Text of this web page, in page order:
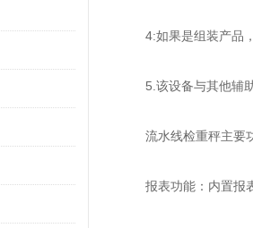
4:如果是组装产品，
5.该设备与其他辅助
流水线检重秤主要
报表功能：内置报表